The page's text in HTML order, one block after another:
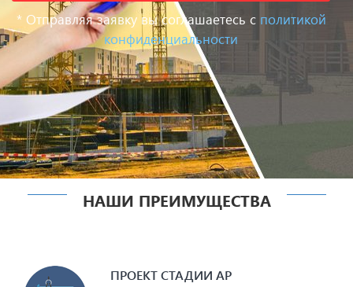
Дом из бруса Ещё не
определились
нужна консультация
* Отправляя заявку вы соглашаетесь с политикой
конфиденциальности
НАШИ ПРЕИМУЩЕСТВА
ПРОЕКТ СТАДИИ АР